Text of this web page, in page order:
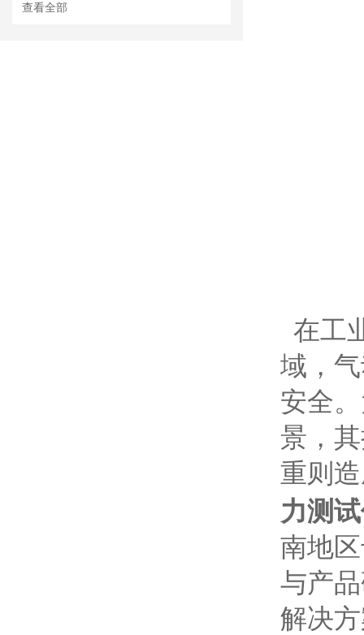
查看全部
在工
域，
安全
景，
重则
力测
南地
与产
解决